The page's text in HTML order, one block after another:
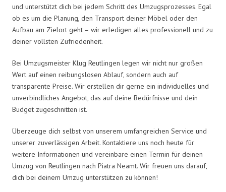
und unterstützt dich bei jedem Schritt des Umzugsprozesses. Egal
ob es um die Planung, den Transport deiner Möbel oder den
Aufbau am Zielort geht – wir erledigen alles professionell und zu
deiner vollsten Zufriedenheit.
Bei Umzugsmeister Klug Reutlingen legen wir nicht nur großen
Wert auf einen reibungslosen Ablauf, sondern auch auf
transparente Preise. Wir erstellen dir gerne ein individuelles und
unverbindliches Angebot, das auf deine Bedürfnisse und dein
Budget zugeschnitten ist.
Überzeuge dich selbst von unserem umfangreichen Service und
unserer zuverlässigen Arbeit. Kontaktiere uns noch heute für
weitere Informationen und vereinbare einen Termin für deinen
Umzug von Reutlingen nach Piatra Neamt. Wir freuen uns darauf,
dich bei deinem Umzug unterstützen zu können!